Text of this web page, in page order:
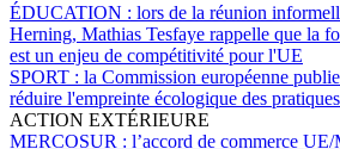
ÉDUCATION : lors de la réunion
Herning, Mathias Tesfaye rappelle que la
est un enjeu de compétitivité pour l'UE
SPORT : la Commission européenne
réduire l'empreinte écologique des
ACTION EXTÉRIEURE
MERCOSUR : l’accord de commerce